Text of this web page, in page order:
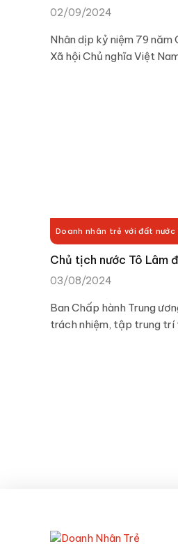
02/09/2024
Nhân dịp kỷ niệm 79 năm
Xã hội Chủ nghĩa Việt
Doanh nhân trẻ với đất nước
Chủ tịch nước Tô Lâm
03/08/2024
Ban Chấp hành Trung
trách nhiệm, tập trung trí